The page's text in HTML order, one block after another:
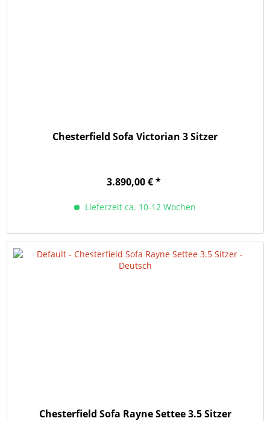
Chesterfield Sofa Victorian 3 Sitzer
3.890,00 € *
Lieferzeit ca. 10-12 Wochen
Chesterfield Sofa Rayne Settee 3.5 Sitzer